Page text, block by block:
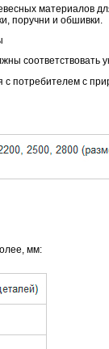
материалов
поручни и обшивки.
соответствовать
потребителем с
мм: